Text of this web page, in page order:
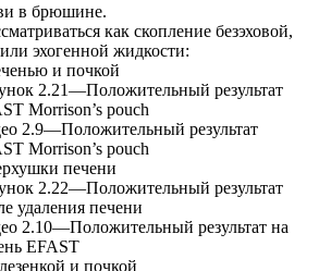
в брюшине.
как скопление безэховой,
эхогенной жидкости:
и почкой
2.21—Положительный результат
Morrison’s pouch
2.9—Положительный результат
Morrison’s pouch
печени
2.22—Положительный результат
удаления печени
2.10—Положительный результат на
EFAST
и почкой